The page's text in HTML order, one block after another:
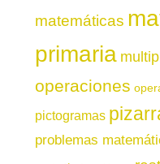
matemáticas
primaria
operaciones
pictogramas
problemas